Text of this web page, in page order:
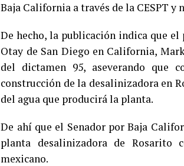
Baja California a través de la CESPT y
De hecho, la publicación indica que
Otay de San Diego en California,
del dictamen 95, aseverando que
construcción de la desalinizadora en
del agua que producirá la planta.
De ahí que el Senador por Baja
planta desalinizadora de
mexicano.